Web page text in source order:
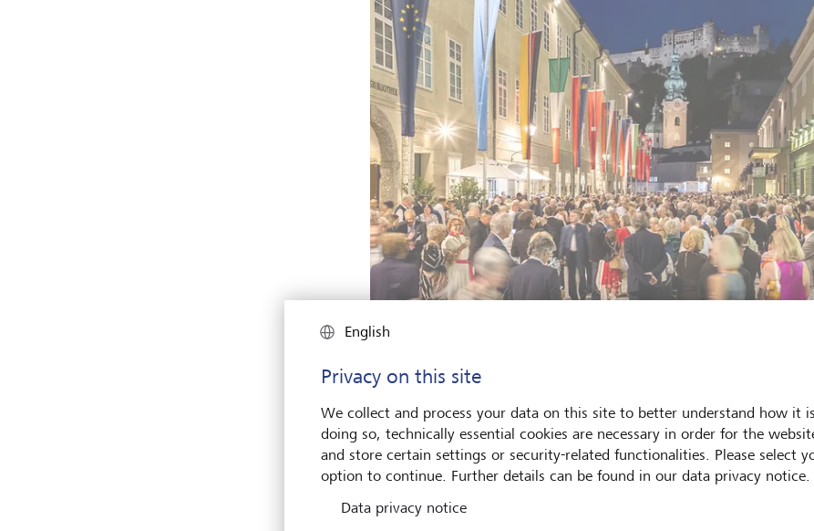
Über den Salzburger Konzerten und Festspielen thront die Festung
© SF/Andreas Kolarik
Der ehemalige Salzburger Landeshauptmann Wilfried Haslauer hat
English
Privacy on this site
We collect and process your data on this site to better understand how it
doing so, technically essential cookies are necessary in order for the
and store certain settings or security-related functionalities. Please select
option to continue. Further details can be found in our data privacy notice.
Data privacy notice